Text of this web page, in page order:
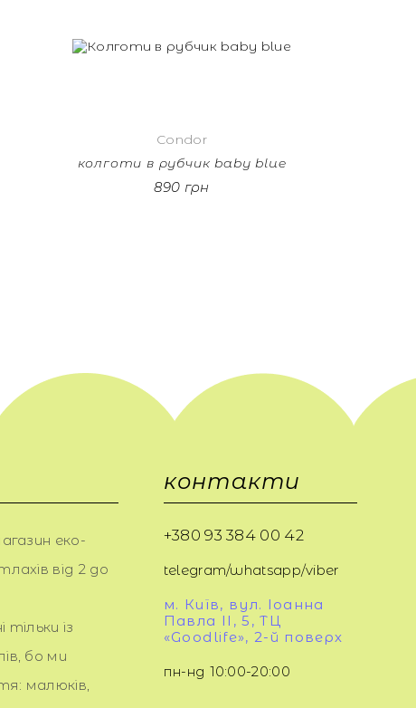
Condor
колготи в рубчик baby blue
890 грн
еко-
від 2 до
тільки із
бо ми
малюків,
контакти
+380 93 384 00 42
telegram/whatsapp/viber
м. Київ, вул. Іоанна
Павла ІІ, 5, ТЦ
«Goodlife», 2-й поверх
пн-нд 10:00-20:00